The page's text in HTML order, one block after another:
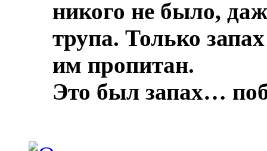
никого не было,
трупа. Только
им пропитан.
Это был запах…